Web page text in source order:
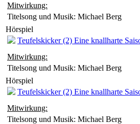
Mitwirkung:
Titelsong und Musik: Michael Berg
Hörspiel
Teufelskicker (2) Eine knallharte
Mitwirkung:
Titelsong und Musik: Michael Berg
Hörspiel
Teufelskicker (2) Eine knallharte
Mitwirkung:
Titelsong und Musik: Michael Berg